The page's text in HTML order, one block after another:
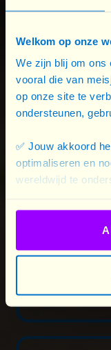
Welkom op onze
We zijn blij om ons
vooral die van
op onze site te
ondersteunen,
✅ Jouw akkoord
optimaliseren en
wereldwijd te
De toekomst